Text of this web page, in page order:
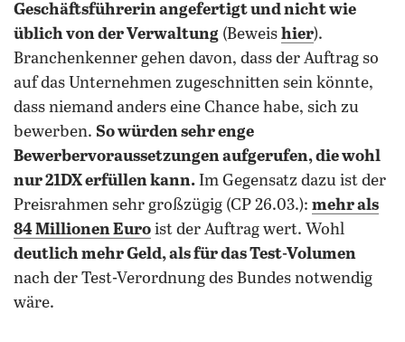
Geschäftsführerin angefertigt und nicht wie
üblich von der Verwaltung (Beweis hier).
Branchenkenner gehen davon, dass der Auftrag so
auf das Unternehmen zugeschnitten sein könnte,
dass niemand anders eine Chance habe, sich zu
bewerben. So würden sehr enge
Bewerbervoraussetzungen aufgerufen, die wohl
nur 21DX erfüllen kann. Im Gegensatz dazu ist der
Preisrahmen sehr großzügig (CP 26.03.): mehr als
84 Millionen Euro ist der Auftrag wert. Wohl
deutlich mehr Geld, als für das Test-Volumen
nach der Test-Verordnung des Bundes notwendig
wäre.